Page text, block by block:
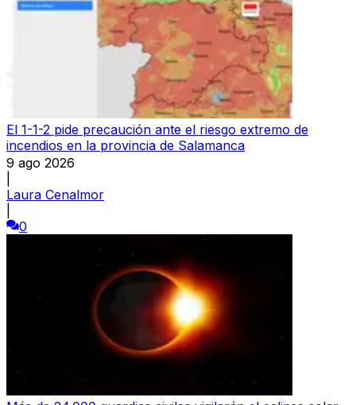
El 1-1-2 pide precaución ante el riesgo extremo de
incendios en la provincia de Salamanca
9 ago 2026
Laura Cenalmor
0